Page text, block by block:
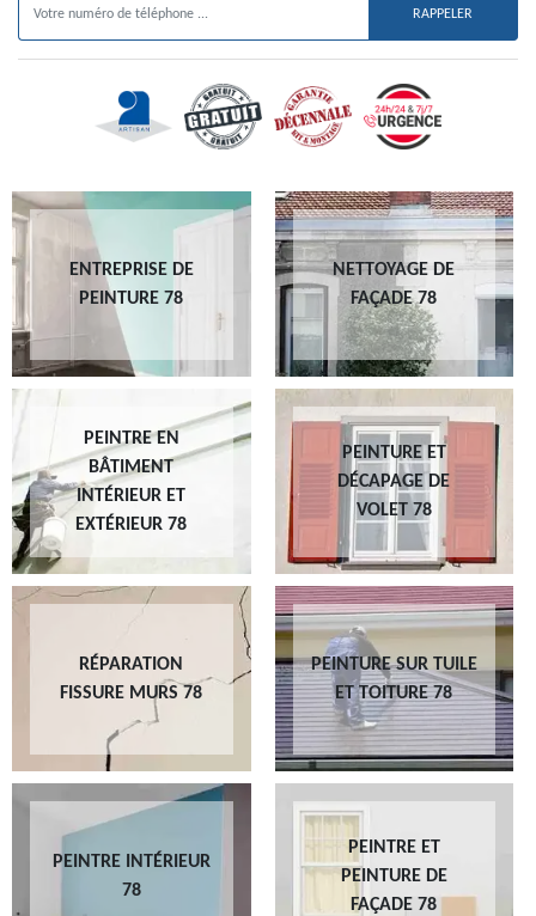
ENTREPRISE DE
PEINTURE 78
NETTOYAGE DE
FAÇADE 78
PEINTRE EN
BÂTIMENT
INTÉRIEUR ET
EXTÉRIEUR 78
PEINTURE ET
DÉCAPAGE DE
VOLET 78
RÉPARATION
FISSURE MURS 78
PEINTURE SUR TUILE
ET TOITURE 78
PEINTRE INTÉRIEUR
78
PEINTRE ET
PEINTURE DE
FAÇADE 78